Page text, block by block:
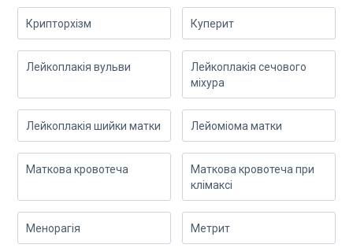
Крипторхізм Куперит
Лейкоплакія вульви
Лейкоплакія сечового
міхура
Лейкоплакія шийки матки Лейоміома матки
Маткова кровотеча
Маткова кровотеча при
клімаксі
Менорагія Метрит